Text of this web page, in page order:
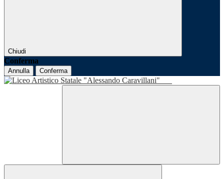
Chiudi
Conferma
Annulla Conferma